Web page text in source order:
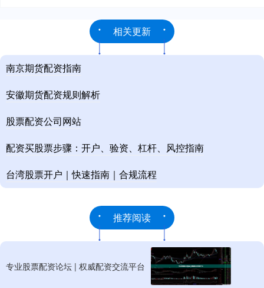
相关更新
南京期货配资指南
安徽期货配资规则解析
股票配资公司网站
配资买股票步骤：开户、验资、杠杆、风控指南
台湾股票开户｜快速指南｜合规流程
推荐阅读
专业股票配资论坛 | 权威配资交流平台